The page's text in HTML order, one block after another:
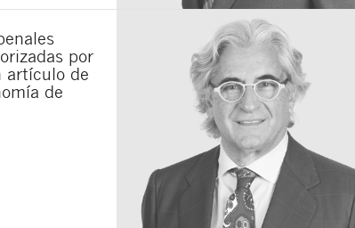
por
artículo de
de
sobre nuevos artículos legales.
yde privacidad
leído la siguiente información básica sobre privacidad: El
a su solicitud. Tiene derecho a acceder, rectificar y suprimir los